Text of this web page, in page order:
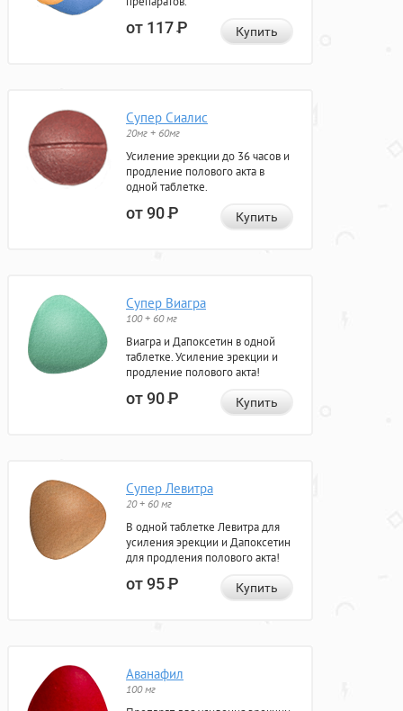
от 117Р Купить
Супер Сиалис
20мг + 60мг
Усиление эрекции до 36 часов и
продление полового акта в
одной таблетке.
от 90Р Купить
Супер Виагра
100 + 60 мг
Виагра и Дапоксетин в одной
таблетке. Усиление эрекции и
продление полового акта!
от 90Р Купить
Супер Левитра
20 + 60 мг
В одной таблетке Левитра для
усиления эрекции и Дапоксетин
для продления полового акта!
от 95Р Купить
Аванафил
100 мг